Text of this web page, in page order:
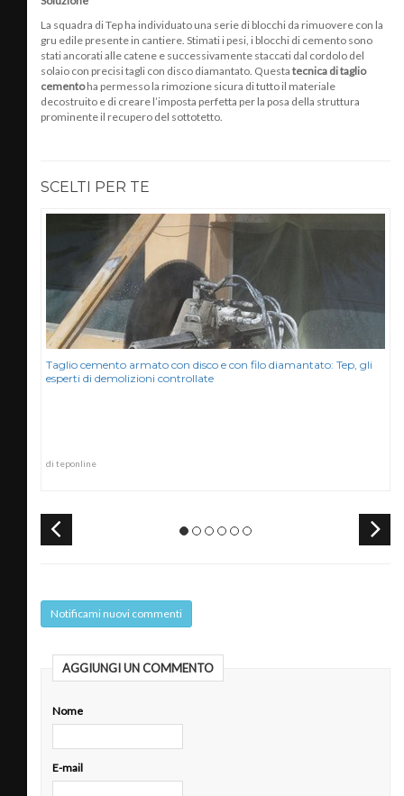
La squadra di Tep ha individuato una serie di blocchi da rimuovere con la
gru edile presente in cantiere. Stimati i pesi, i blocchi di cemento sono
stati ancorati alle catene e successivamente staccati dal cordolo del
solaio con precisi tagli con disco diamantato. Questa tecnica di taglio
cementoha permesso la rimozione sicura di tutto il materiale
decostruito e di creare l’imposta perfetta per la posa della struttura
prominente il recupero del sottotetto.
SCELTI PER TE
Taglio cemento armato con disco e con filo diamantato: Tep, gli
esperti di demolizioni controllate
di teponline
Notificami nuovi commenti
AGGIUNGI UN COMMENTO
Nome
E-mail